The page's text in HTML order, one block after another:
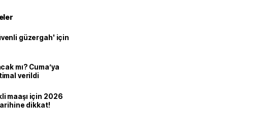
güzergah' için
mı? Cuma’ya
verildi
maaşı için 2026
dikkat!